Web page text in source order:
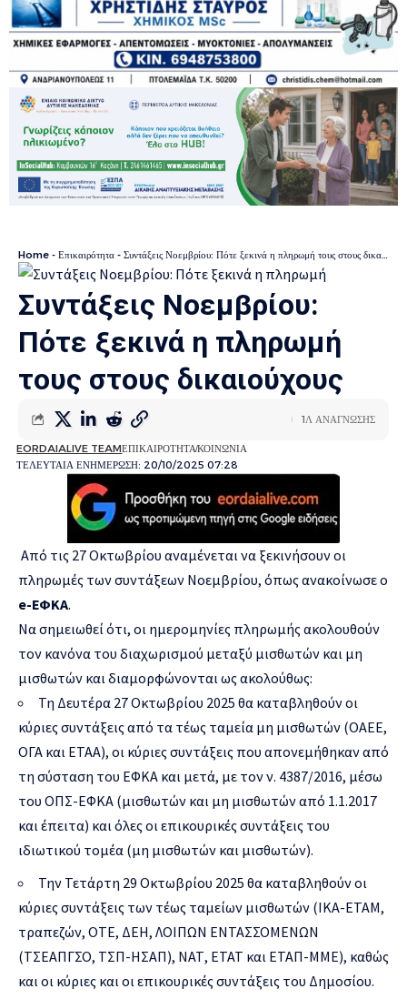
Home - Επικαιρότητα - Συντάξεις Νοεμβρίου: Πότε ξεκινά η πληρωμή τους στους δικαιούχους
Συντάξεις Νοεμβρίου:
Πότε ξεκινά η πληρωμή
τους στους δικαιούχους
ΤΕΛΕΥΤΑΙΑ ΕΝΗΜΕΡΩΣΗ: 20/10/2025 07:28
EORDAIALIVE TEAMΕΠΙΚΑΙΡΟΤΗΤΑΚΟΙΝΩΝΙΑ
1Λ ΑΝΑΓΝΩΣΗΣ
Από τις 27 Οκτωβρίου αναμένεται να ξεκινήσουν οι
πληρωμές των συντάξεων Νοεμβρίου, όπως ανακοίνωσε ο
e-ΕΦΚΑ.
Να σημειωθεί ότι, οι ημερομηνίες πληρωμής ακολουθούν
τον κανόνα του διαχωρισμού μεταξύ μισθωτών και μη
μισθωτών και διαμορφώνονται ως ακολούθως:
Τη Δευτέρα 27 Οκτωβρίου 2025 θα καταβληθούν οι
κύριες συντάξεις από τα τέως ταμεία μη μισθωτών (ΟΑΕΕ,
ΟΓΑ και ΕΤΑΑ), οι κύριες συντάξεις που απονεμήθηκαν από
τη σύσταση του ΕΦΚΑ και μετά, με τον ν. 4387/2016, μέσω
του ΟΠΣ-ΕΦΚΑ (μισθωτών και μη μισθωτών από 1.1.2017
και έπειτα) και όλες οι επικουρικές συντάξεις του
ιδιωτικού τομέα (μη μισθωτών και μισθωτών).
Την Τετάρτη 29 Οκτωβρίου 2025 θα καταβληθούν οι
κύριες συντάξεις των τέως ταμείων μισθωτών (ΙΚΑ-ΕΤΑΜ,
τραπεζών, ΟΤΕ, ΔΕΗ, ΛΟΙΠΩΝ ΕΝΤΑΣΣΟΜΕΝΩΝ
(ΤΣΕΑΠΓΣΟ, ΤΣΠ-ΗΣΑΠ), ΝΑΤ, ΕΤΑΤ και ΕΤΑΠ-ΜΜΕ), καθώς
και οι κύριες και οι επικουρικές συντάξεις του Δημοσίου.